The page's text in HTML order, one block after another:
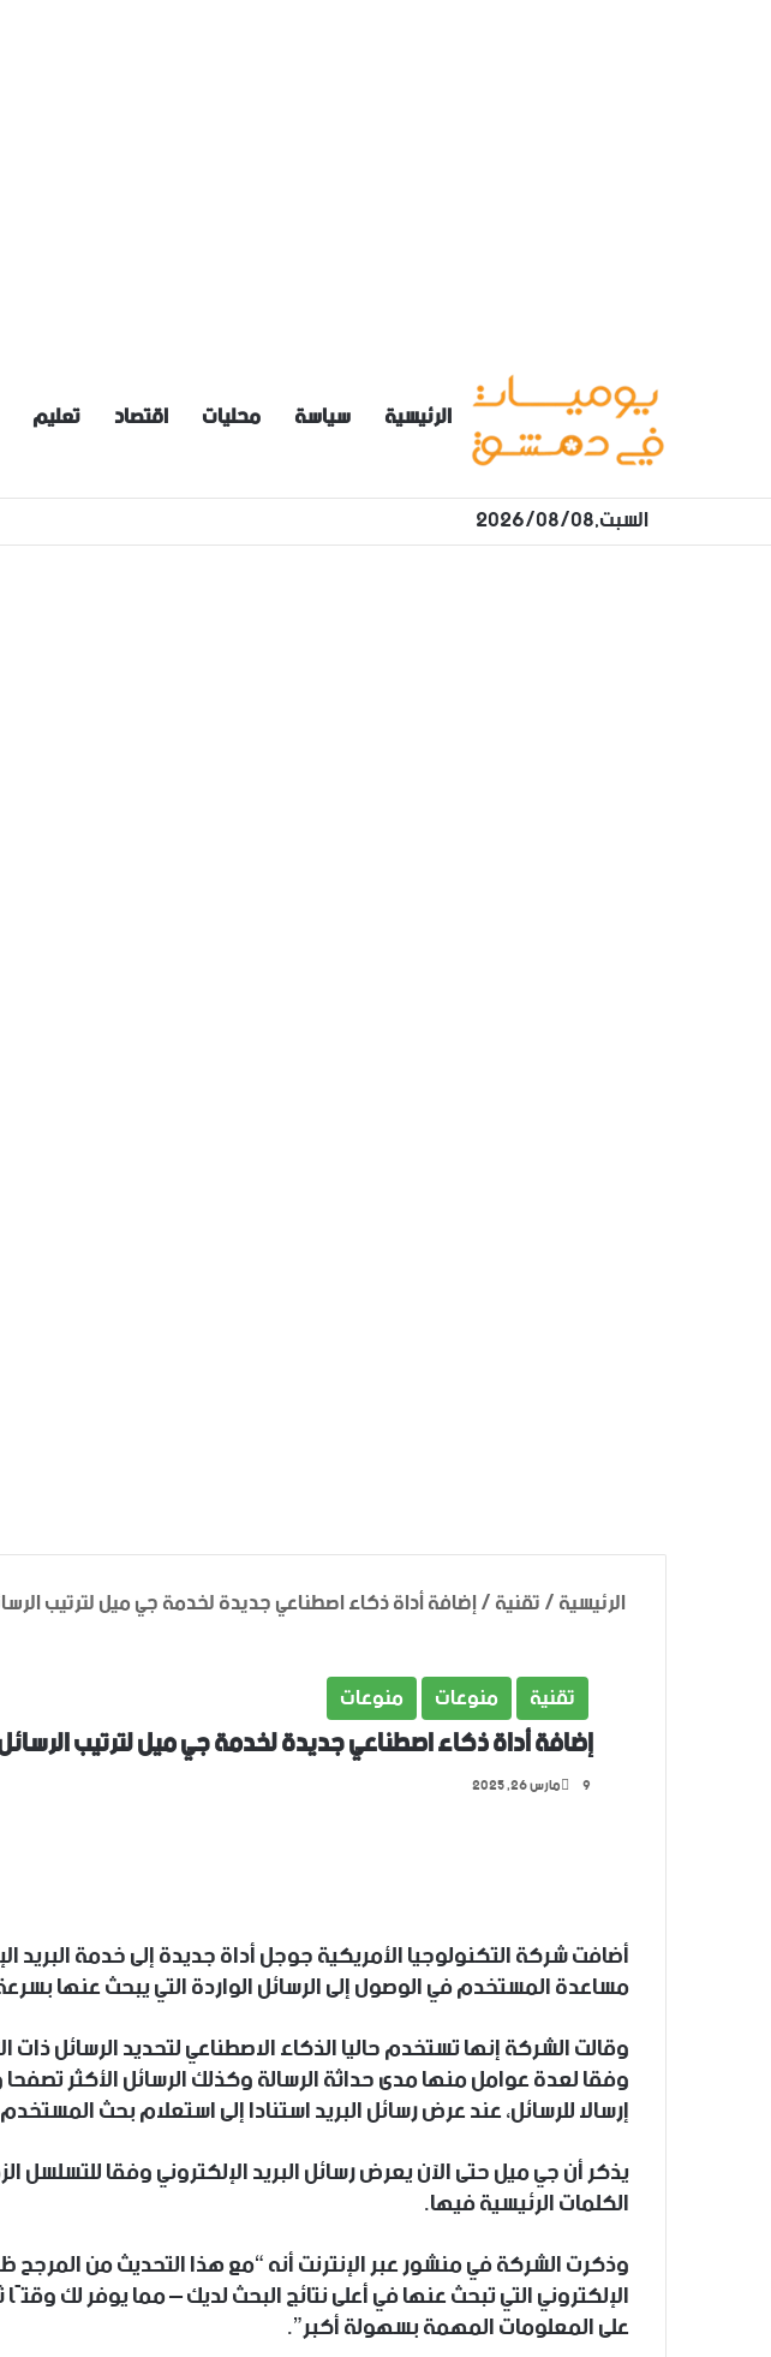
الرئيسية سياسة محليات اقتصاد تعليم
السبت,2026/08/08
الرئيسية/تقنية/إضافة أداة ذكاء اصطناعي جديدة لخدمة جي ميل لترتيب
تقنية
منوعات منوعات
إضافة أداة ذكاء اصطناعي جديدة لخدمة جي ميل لترتيب
مارس 26, 2025
أضافت شركة التكنولوجيا الأمريكية جوجل أداة جديدة إلى خدمة
مساعدة المستخدم في الوصول إلى الرسائل الواردة التي يبحث عنها
وقالت الشركة إنها تستخدم حاليا الذكاء الاصطناعي لتحديد الرسائل
وفقا لعدة عوامل منها مدى حداثة الرسالة وكذلك الرسائل الأكثر تصفحا
إرسالا للرسائل، عند عرض رسائل البريد استنادا إلى استعلام بحث
يذكر أن جي ميل حتى الآن يعرض رسائل البريد الإلكتروني وفقا للتسلسل
الكلمات الرئيسية فيها.
وذكرت الشركة في منشور عبر الإنترنت أنه “مع هذا التحديث من المرجح
الإلكتروني التي تبحث عنها في أعلى نتائج البحث لديك – مما يوفر لك
على المعلومات المهمة بسهولة أكبر”.